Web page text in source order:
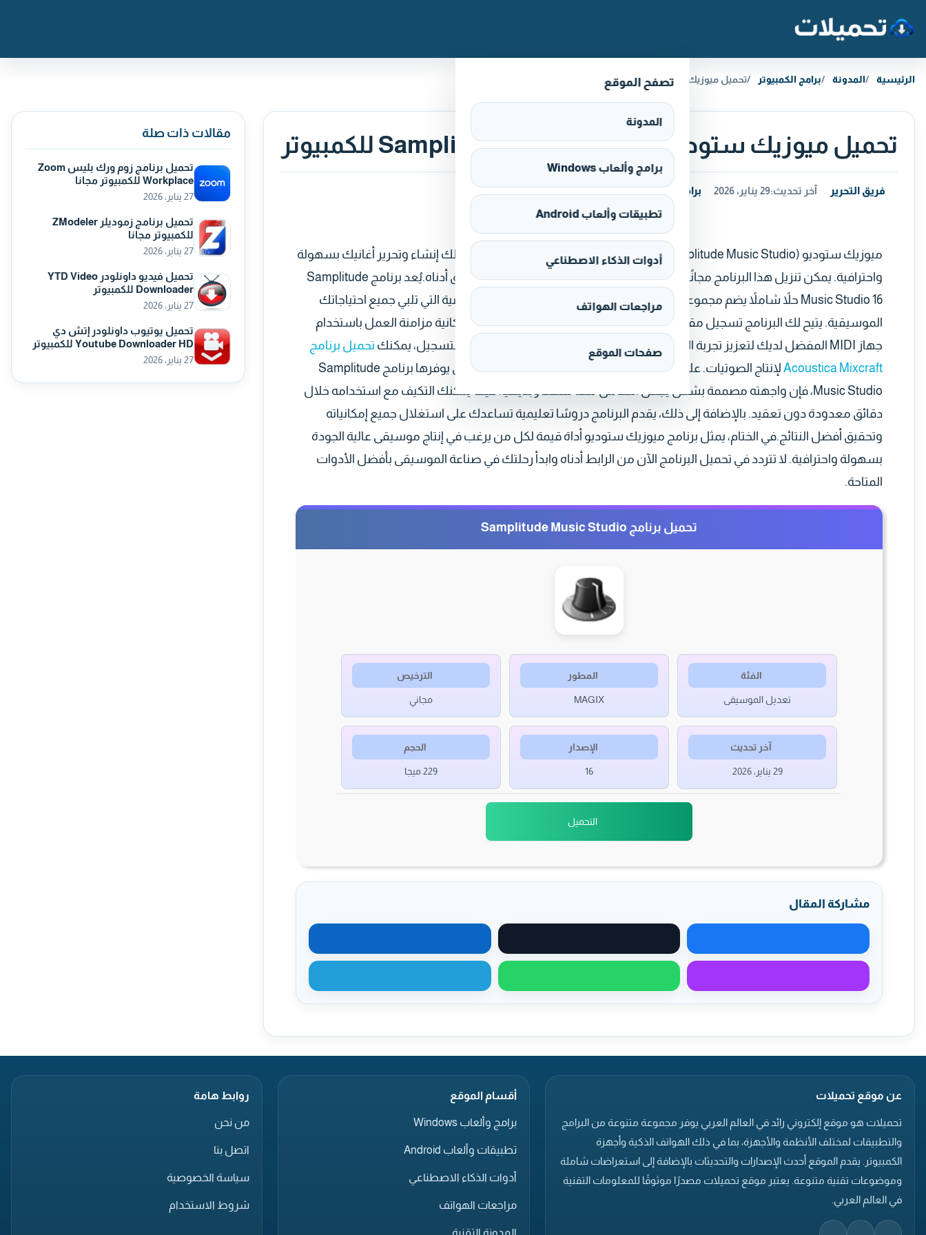
تصفح الموقع
المدونة
برامج وألعاب Windows
تطبيقات وألعاب Android
أدوات الذكاء الاصطناعي
مراجعات الهواتف
صفحات الموقع
الرئيسية المدونة برامج الكمبيوتر تحميل ميوزيك ستوديو Samplitude Music Studio للكمبيوتر
تحميل ميوزيك ستوديو Samplitude Music Studio للكمبيوتر
فريق التحرير آخر تحديث:29 يناير، 2026 برامج الكمبيوتر
ميوزيك ستوديو (Samplitude Music Studio) هو برنامج متكامل لإنتاج الموسيقى يتيح لك إنشاء وتحرير أغانيك بسهولة
واحترافية. يمكن تنزيل هذا البرنامج مجانًا على جهاز الكمبيوتر الخاص بك عبر الرابط المرفق أدناه.يُعد برنامج Samplitude
Music Studio 16 حلاً شاملاً يضم مجموعة واسعة من المؤثرات الصوتية والآلات الافتراضية التي تلبي جميع احتياجاتك
الموسيقية. يتيح لك البرنامج تسجيل مقطوعات متعددة المسارات بكل سهولة، مع إمكانية مزامنة العمل باستخدام
جهاز MIDI المفضل لديك لتعزيز تجربة الإنتاج الصوتي. وكبديل قوي وسهل الاستخدام للتسجيل، يمكنك
تحميل برنامج
Acoustica Mixcraft
لإنتاج الصوتيات. على الرغم من تنوع الخيارات والميزات المتقدمة التي يوفرها برنامج Samplitude
Music Studio، فإن واجهته مصممة بشكل يجعل التعامل معه سهلاً وبديهيًا، حيث يمكنك التكيف مع استخدامه خلال
دقائق معدودة دون تعقيد. بالإضافة إلى ذلك، يقدم البرنامج دروسًا تعليمية تساعدك على استغلال جميع إمكانياته
وتحقيق أفضل النتائج.في الختام، يمثل برنامج ميوزيك ستوديو أداة قيمة لكل من يرغب في إنتاج موسيقى عالية الجودة
بسهولة واحترافية. لا تتردد في تحميل البرنامج الآن من الرابط أدناه وابدأ رحلتك في صناعة الموسيقى بأفضل الأدوات
المتاحة.
تحميل برنامج Samplitude Music Studio
الفئة
تعديل الموسيقى
المطور
MAGIX
الترخيص
مجاني
آخر تحديث
29 يناير، 2026
الإصدار
16
الحجم
229 ميجا
التحميل
مشاركة المقال
مشاركة على فيسبوك مشاركة على لينكدإن
مشاركة عبر ماسنجر مشاركة عبر واتساب مشاركة عبر تيليجرام
مقالات ذات صلة
تحميل برنامج زوم ورك بليس Zoom
Workplace للكمبيوتر مجانا
27 يناير، 2026
تحميل برنامج زموديلر ZModeler
للكمبيوتر مجانا
27 يناير، 2026
تحميل فيديو داونلودر YTD Video
Downloader للكمبيوتر
27 يناير، 2026
تحميل يوتيوب داونلودر إتش دي
Youtube Downloader HD للكمبيوتر
27 يناير، 2026
عن موقع تحميلات
تحميلات هو موقع إلكتروني رائد في العالم العربي يوفر مجموعة متنوعة من البرامج
والتطبيقات لمختلف الأنظمة والأجهزة، بما في ذلك الهواتف الذكية وأجهزة
الكمبيوتر. يقدم الموقع أحدث الإصدارات والتحديثات بالإضافة إلى استعراضات شاملة
وموضوعات تقنية متنوعة. يعتبر موقع تحميلات مصدرًا موثوقًا للمعلومات التقنية
في العالم العربي.
أقسام الموقع
برامج وألعاب Windows
تطبيقات وألعاب Android
أدوات الذكاء الاصطناعي
مراجعات الهواتف
روابط هامة
من نحن
اتصل بنا
سياسة الخصوصية
شروط الاستخدام